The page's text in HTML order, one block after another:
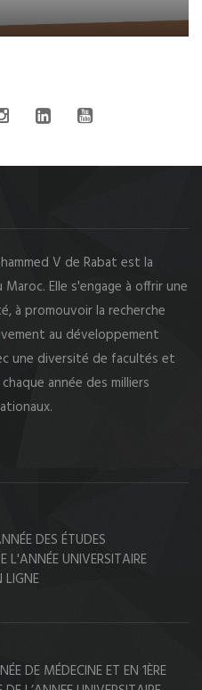
V de Rabat est la
Elle s'engage à offrir une
à promouvoir la recherche
au développement
une diversité de facultés et
année des milliers
DES ÉTUDES
L'ANNÉE UNIVERSITAIRE
DE MÉDECINE ET EN 1ÈRE